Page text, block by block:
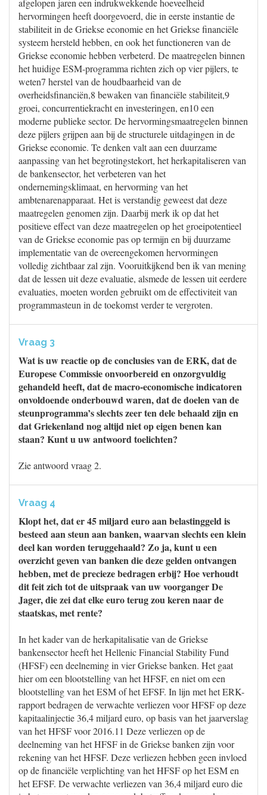
afgelopen jaren een indrukwekkende hoeveelheid
hervormingen heeft doorgevoerd, die in eerste instantie de
stabiliteit in de Griekse economie en het Griekse financiële
systeem hersteld hebben, en ook het functioneren van de
Griekse economie hebben verbeterd. De maatregelen binnen
het huidige ESM-programma richten zich op vier pijlers, te
weten7 herstel van de houdbaarheid van de
overheidsfinanciën,8 bewaken van financiële stabiliteit,9
groei, concurrentiekracht en investeringen, en10 een
moderne publieke sector. De hervormingsmaatregelen binnen
deze pijlers grijpen aan bij de structurele uitdagingen in de
Griekse economie. Te denken valt aan een duurzame
aanpassing van het begrotingstekort, het herkapitaliseren van
de bankensector, het verbeteren van het
ondernemingsklimaat, en hervorming van het
ambtenarenapparaat. Het is verstandig geweest dat deze
maatregelen genomen zijn. Daarbij merk ik op dat het
positieve effect van deze maatregelen op het groeipotentieel
van de Griekse economie pas op termijn en bij duurzame
implementatie van de overeengekomen hervormingen
volledig zichtbaar zal zijn. Vooruitkijkend ben ik van mening
dat de lessen uit deze evaluatie, alsmede de lessen uit eerdere
evaluaties, moeten worden gebruikt om de effectiviteit van
programmasteun in de toekomst verder te vergroten.
Vraag 3
Wat is uw reactie op de conclusies van de ERK, dat de
Europese Commissie onvoorbereid en onzorgvuldig
gehandeld heeft, dat de macro-economische indicatoren
onvoldoende onderbouwd waren, dat de doelen van de
steunprogramma’s slechts zeer ten dele behaald zijn en
dat Griekenland nog altijd niet op eigen benen kan
staan? Kunt u uw antwoord toelichten?
Zie antwoord vraag 2.
Vraag 4
Klopt het, dat er 45 miljard euro aan belastinggeld is
besteed aan steun aan banken, waarvan slechts een klein
deel kan worden teruggehaald? Zo ja, kunt u een
overzicht geven van banken die deze gelden ontvangen
hebben, met de precieze bedragen erbij? Hoe verhoudt
dit feit zich tot de uitspraak van uw voorganger De
Jager, die zei dat elke euro terug zou keren naar de
staatskas, met rente?
In het kader van de herkapitalisatie van de Griekse
bankensector heeft het Hellenic Financial Stability Fund
(HFSF) een deelneming in vier Griekse banken. Het gaat
hier om een blootstelling van het HFSF, en niet om een
blootstelling van het ESM of het EFSF. In lijn met het ERK-
rapport bedragen de verwachte verliezen voor HFSF op deze
kapitaalinjectie 36,4 miljard euro, op basis van het jaarverslag
van het HFSF voor 2016.11 Deze verliezen op de
deelneming van het HFSF in de Griekse banken zijn voor
rekening van het HFSF. Deze verliezen hebben geen invloed
op de financiële verplichting van het HFSF op het ESM en
het EFSF. De verwachte verliezen van 36,4 miljard euro die